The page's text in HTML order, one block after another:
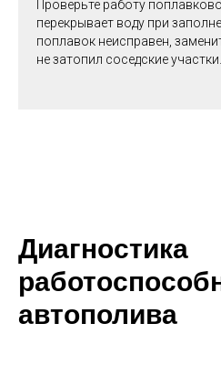
Проверьте работу
перекрывает воду при
поплавок неисправен,
не затопил соседские участки.
Диагностика
автополива